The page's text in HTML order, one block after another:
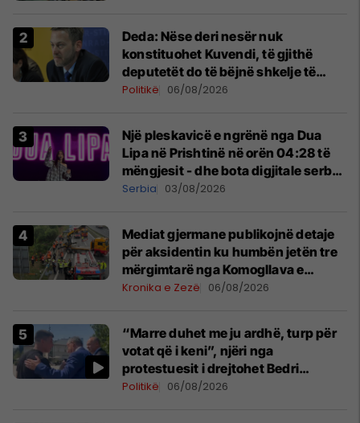
Deda: Nëse deri nesër nuk
konstituohet Kuvendi, të gjithë
deputetët do të bëjnë shkelje të
rëndë kushtetuese
Politikë 06/08/2026
Një pleskavicë e ngrënë nga Dua
Lipa në Prishtinë në orën 04:28 të
mëngjesit - dhe bota digjitale serbe
shpall gjendjen e luftës
Serbia 03/08/2026
Mediat gjermane publikojnë detaje
për aksidentin ku humbën jetën tre
mërgimtarë nga Komogllava e
Ferizajt
Kronika e Zezë 06/08/2026
“Marre duhet me ju ardhë, turp për
votat që i keni”, njëri nga
protestuesit i drejtohet Bedri
Hamzës
Politikë 06/08/2026